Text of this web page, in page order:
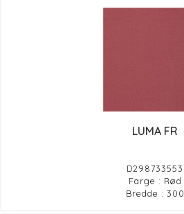
LUMA FR
D298733553
Farge : Rød
Bredde : 300